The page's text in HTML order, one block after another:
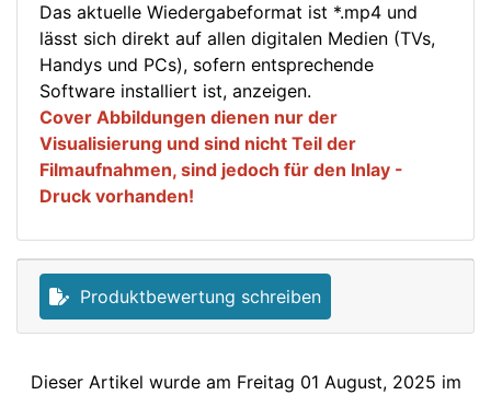
Das aktuelle Wiedergabeformat ist *.mp4 und
lässt sich direkt auf allen digitalen Medien (TVs,
Handys und PCs), sofern entsprechende
Software installiert ist, anzeigen.
Cover Abbildungen dienen nur der
Visualisierung und sind nicht Teil der
Filmaufnahmen, sind jedoch für den Inlay -
Druck vorhanden!
Produktbewertung schreiben
Dieser Artikel wurde am Freitag 01 August, 2025 im